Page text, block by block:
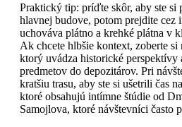
Praktický tip: príďte skôr, aby ste si
hlavnej budove, potom prejdite cez
uchováva plátno a krehké plátna v
Ak chcete hlbšie kontext, zoberte si
ktorý uvádza historické perspektívy
predmetov do depozitárov. Pri
kratšiu trasu, aby ste si ušetrili čas
ktoré obsahujú intímne štúdie od
Samojlova, ktoré návštevníci často